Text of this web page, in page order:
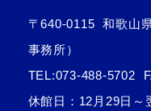
〒640-0115
和歌山
事務所）
TEL:073-488-5702
休館日：12月29日～